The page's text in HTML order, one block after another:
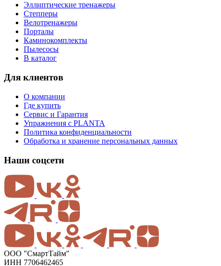
Эллиптические тренажеры
Степперы
Велотренажеры
Порталы
Каминокомплекты
Пылесосы
В каталог
Для клиентов
О компании
Где купить
Сервис и Гарантия
Упражнения с PLANTA
Политика конфиденциальности
Обработка и хранение персональных данных
Наши соцсети
ООО "СмартТайм"
ИНН 7706462465